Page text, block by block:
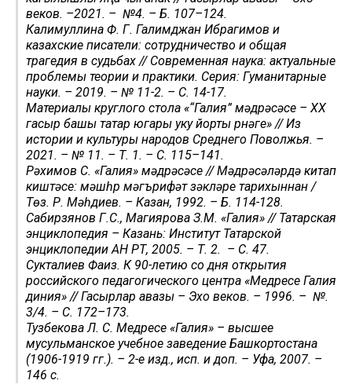
веков. –2021. – №4. – Б. 107–124.
Калимуллина Ф. Г. Галимджан Ибрагимов и
казахские писатели: сотрудничество и общая
трагедия в судьбах // Современная наука: актуальные
проблемы теории и практики. Серия: Гуманитарные
науки. – 2019. – № 11-2. – С. 14-17.
Материалы круглого стола «“Галия” мәдрәсәсе – ХХ
гасыр башы татар югары уку йорты үрнәге» // Из
истории и культуры народов Среднего Поволжья. –
2021. – № 11. – Т. 1. – С. 115–141.
Рәхимов С. «Галия» мәдрәсәсе // Мәдрәсәләрдә китап
киштәсе: мәшһүр мәгърифәт үзәкләре тарихыннан /
Төз. Р. Мәһдиев. – Казан, 1992. – Б. 114-128.
Сабирзянов Г.С., Магиярова З.М. «Галия» // Татарская
энциклопедия – Казань: Институт Татарской
энциклопедии АН РТ, 2005. – Т. 2. – С. 47.
Сукталиев Фаиз. К 90-летию со дня открытия
российского педагогического центра «Медресе Галия
диния» // Гасырлар авазы – Эхо веков. – 1996. – №.
3/4. – С. 172–173.
Тузбекова Л. С. Медресе «Галия» – высшее
мусульманское учебное заведение Башкортостана
(1906-1919 гг.). – 2-е изд., исп. и доп. – Уфа, 2007. –
146 с.